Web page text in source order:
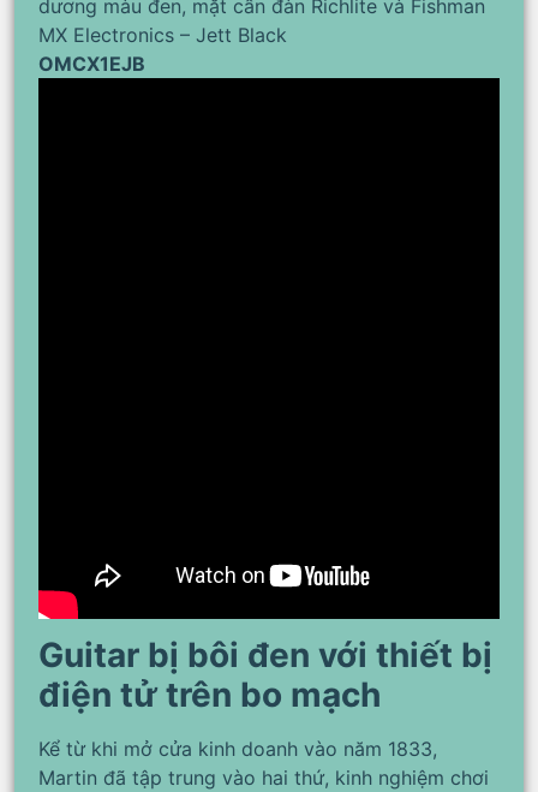
dương màu đen, mặt cần đàn Richlite và Fishman
MX Electronics – Jett Black
OMCX1EJB
Guitar bị bôi đen với thiết bị
điện tử trên bo mạch
Kể từ khi mở cửa kinh doanh vào năm 1833,
Martin đã tập trung vào hai thứ, kinh nghiệm chơi